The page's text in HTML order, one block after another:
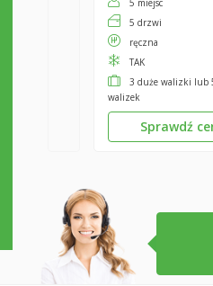
5 miejsc
5 drzwi
ręczna
TAK
3 duże walizki lub
walizek
Sprawdź